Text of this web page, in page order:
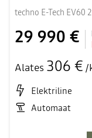
techno E-Tech EV60
29 990 €
Alates 306 € /
Elektriline
Automaat